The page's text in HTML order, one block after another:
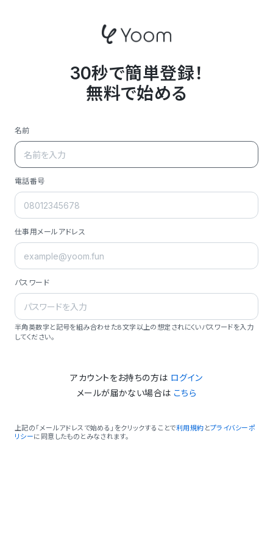
30秒で簡単登録！
無料で始める
名前
電話番号
仕事用メールアドレス
パスワード
半角英数字と記号を組み合わせた8文字以上の想定されにくいパスワードを入力
してください。
アカウントをお持ちの方は ログイン
メールが届かない場合は こちら
上記の「メールアドレスで始める」をクリックすることで利用規約 とプライバシーポ
リシーに同意したものとみなされます。